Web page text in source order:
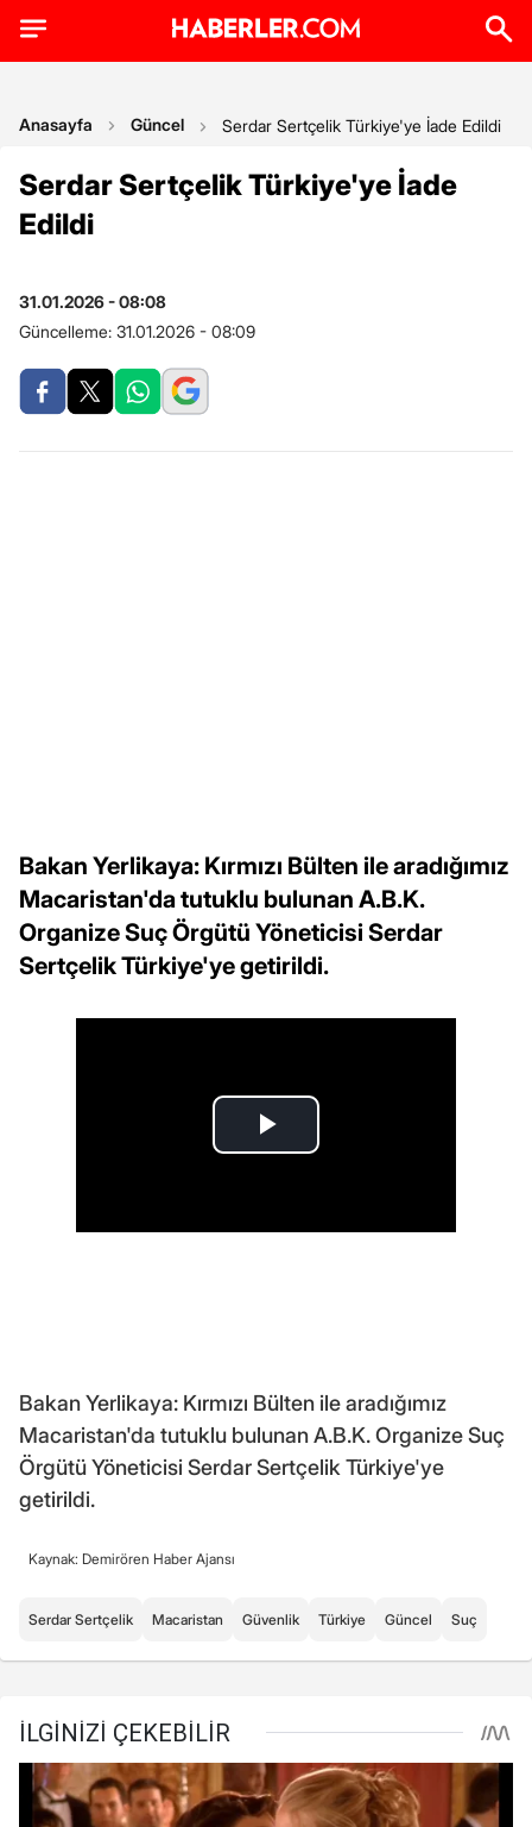
Anasayfa Güncel Serdar Sertçelik Türkiye'ye İade Edildi
Serdar Sertçelik Türkiye'ye İade
Edildi
31.01.2026 - 08:08
Güncelleme: 31.01.2026 - 08:09
Bakan Yerlikaya: Kırmızı Bülten ile aradığımız
Macaristan'da tutuklu bulunan A.B.K.
Organize Suç Örgütü Yöneticisi Serdar
Sertçelik Türkiye'ye getirildi.
Bakan Yerlikaya: Kırmızı Bülten ile aradığımız
Macaristan'da tutuklu bulunan A.B.K. Organize Suç
Örgütü Yöneticisi Serdar Sertçelik Türkiye'ye
getirildi.
Kaynak: Demirören Haber Ajansı
Serdar Sertçelik Macaristan Güvenlik Türkiye Güncel Suç